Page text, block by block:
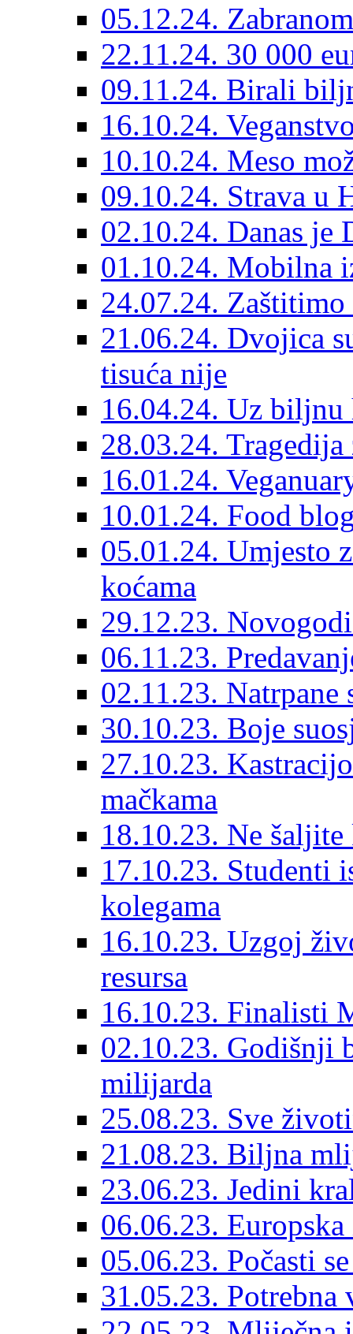
05.12.24.
22.11.24. 30 000
09.11.24. Birali
16.10.24.
10.10.24. Meso
09.10.24. Strava u
02.10.24. Danas je
01.10.24. Mobilna
24.07.24.
21.06.24. Dvojica
tisuća nije
16.04.24. Uz
28.03.24. Tragedija
16.01.24.
10.01.24. Food
05.01.24. Umjesto
koćama
29.12.23.
06.11.23.
02.11.23. Natrpane
30.10.23. Boje
27.10.23.
mačkama
18.10.23. Ne
17.10.23. Studenti
kolegama
16.10.23. Uzgoj
resursa
16.10.23. Finalisti
02.10.23. Godišnji
milijarda
25.08.23. Sve
21.08.23. Biljna
23.06.23. Jedini
06.06.23.
05.06.23. Počasti
31.05.23.